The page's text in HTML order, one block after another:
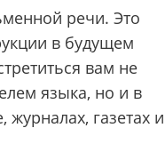
речи. Это
в будущем
вам не
языка, но и в
журналах, газетах и